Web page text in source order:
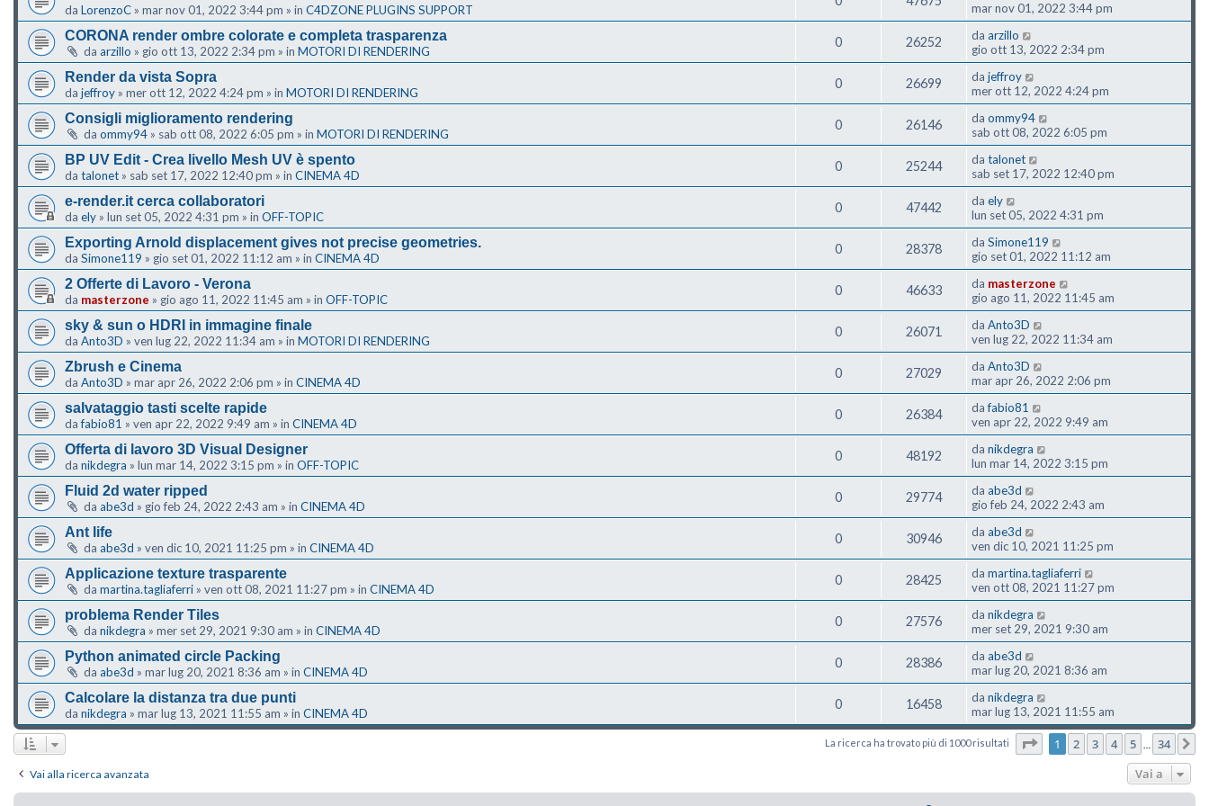
da LorenzoC » mar nov 01, 2022 3:44 pm » in C4DZONE PLUGINS SUPPORT
mar nov 01, 2022 3:44 pm
CORONA render ombre colorate e completa trasparenza
da arzillo » gio ott 13, 2022 2:34 pm » in MOTORI DI RENDERING
0 26252 da arzillo
gio ott 13, 2022 2:34 pm
Render da vista Sopra
da jeffroy » mer ott 12, 2022 4:24 pm » in MOTORI DI RENDERING
0 26699 da jeffroy
mer ott 12, 2022 4:24 pm
Consigli miglioramento rendering
da ommy94 » sab ott 08, 2022 6:05 pm » in MOTORI DI RENDERING
0 26146 da ommy94
sab ott 08, 2022 6:05 pm
BP UV Edit - Crea livello Mesh UV è spento
da talonet » sab set 17, 2022 12:40 pm » in CINEMA 4D
0 25244 da talonet
sab set 17, 2022 12:40 pm
e-render.it cerca collaboratori
da ely » lun set 05, 2022 4:31 pm » in OFF-TOPIC
0 47442 da ely
lun set 05, 2022 4:31 pm
Exporting Arnold displacement gives not precise geometries.
da Simone119 » gio set 01, 2022 11:12 am » in CINEMA 4D
0 28378 da Simone119
gio set 01, 2022 11:12 am
2 Offerte di Lavoro - Verona
da masterzone » gio ago 11, 2022 11:45 am » in OFF-TOPIC
0 46633 da masterzone
gio ago 11, 2022 11:45 am
sky & sun o HDRI in immagine finale
da Anto3D » ven lug 22, 2022 11:34 am » in MOTORI DI RENDERING
0 26071 da Anto3D
ven lug 22, 2022 11:34 am
Zbrush e Cinema
da Anto3D » mar apr 26, 2022 2:06 pm » in CINEMA 4D
0 27029 da Anto3D
mar apr 26, 2022 2:06 pm
salvataggio tasti scelte rapide
dafabio81 » ven apr 22, 2022 9:49 am » in CINEMA 4D
0 26384 dafabio81
ven apr 22, 2022 9:49 am
Offerta di lavoro 3D Visual Designer
da nikdegra » lun mar 14, 2022 3:15 pm » in OFF-TOPIC
0 48192 da nikdegra
lun mar 14, 2022 3:15 pm
Fluid 2d water ripped
da abe3d » gio feb 24, 2022 2:43 am » in CINEMA 4D
0 29774 da abe3d
gio feb 24, 2022 2:43 am
Ant life
da abe3d » ven dic 10, 2021 11:25 pm » in CINEMA 4D
0 30946 da abe3d
ven dic 10, 2021 11:25 pm
Applicazione texture trasparente
da martina.tagliaferri » ven ott 08, 2021 11:27 pm » in CINEMA 4D
0 28425 da martina.tagliaferri
ven ott 08, 2021 11:27 pm
problema Render Tiles
da nikdegra » mer set 29, 2021 9:30 am » in CINEMA 4D
0 27576 da nikdegra
mer set 29, 2021 9:30 am
Python animated circle Packing
da abe3d » mar lug 20, 2021 8:36 am » in CINEMA 4D
0 28386 da abe3d
mar lug 20, 2021 8:36 am
Calcolare la distanza tra due punti
da nikdegra » mar lug 13, 2021 11:55 am » in CINEMA 4D
0 16458 da nikdegra
mar lug 13, 2021 11:55 am
La ricerca ha trovato più di 1000 risultati Pagina di 34
1 2 3 4 5 34
Vai alla ricerca avanzata Vai a